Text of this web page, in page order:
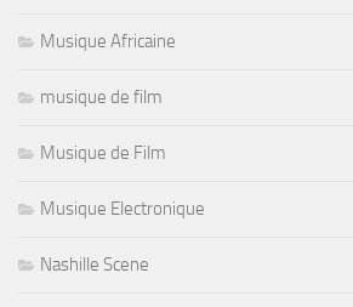
Musique Africaine
musique de film
Musique de Film
Musique Electronique
Nashille Scene